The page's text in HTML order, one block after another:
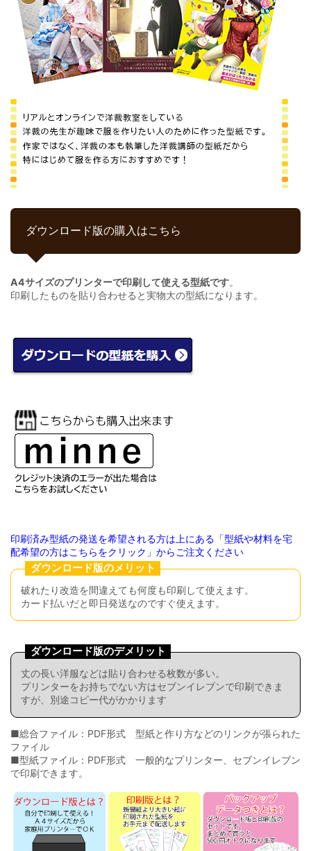
ダウンロード版の購入はこちら
A4サイズのプリンターで印刷して使える型紙です。
印刷したものを貼り合わせると実物大の型紙になります。
印刷済み型紙の発送を希望される方は上にある「型紙や材料を宅
配希望の方はこちらをクリック」からご注文ください
ダウンロード版のメリット
破れたり改造を間違えても何度も印刷して使えます。
カード払いだと即日発送なのですぐ使えます。
ダウンロード版のデメリット
丈の長い洋服などは貼り合わせる枚数が多い。
プリンターをお持ちでない方はセブンイレブンで印刷できま
すが、別途コピー代がかかります
■総合ファイル：PDF形式 型紙と作り方などのリンクが張られた
ファイル
■型紙ファイル：PDF形式 一般的なプリンター、セブンイレブン
で印刷できます。